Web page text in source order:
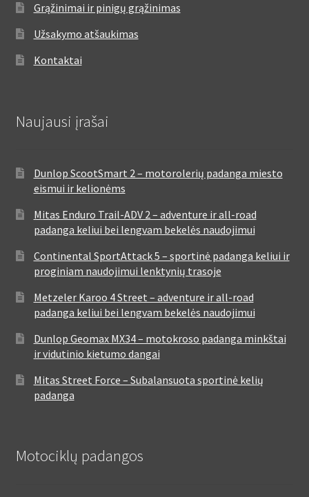
Grąžinimai ir pinigų grąžinimas
Užsakymo atšaukimas
Kontaktai
Naujausi įrašai
Dunlop ScootSmart 2 – motorolerių padanga miesto
eismui ir kelionėms
Mitas Enduro Trail-ADV 2 – adventure ir all-road
padanga keliui bei lengvam bekelės naudojimui
Continental SportAttack 5 – sportinė padanga keliui ir
proginiam naudojimui lenktynių trasoje
Metzeler Karoo 4 Street – adventure ir all-road
padanga keliui bei lengvam bekelės naudojimui
Dunlop Geomax MX34 – motokroso padanga minkštai
ir vidutinio kietumo dangai
Mitas Street Force – Subalansuota sportinė kelių
padanga
Motociklų padangos